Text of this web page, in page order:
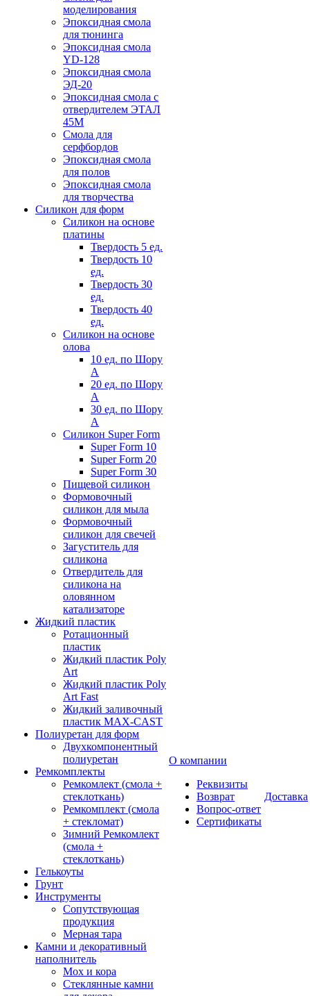
моделирования
Эпоксидная смола
для тюнинга
Эпоксидная смола
YD-128
Эпоксидная смола
ЭД-20
Эпоксидная смола с
отвердителем ЭТАЛ
45М
Смола для
серфбордов
Эпоксидная смола
для полов
Эпоксидная смола
для творчества
Силикон для форм
Силикон на основе
платины
Твердость 5 ед.
Твердость 10
ед.
Твердость 30
ед.
Твердость 40
ед.
Силикон на основе
олова
10 ед. по Шору
А
20 ед. по Шору
А
30 ед. по Шору
А
Силикон Super Form
Super Form 10
Super Form 20
Super Form 30
Пищевой силикон
Формовочный
силикон для мыла
Формовочный
силикон для свечей
Загуститель для
силикона
Отвердитель для
силикона на
оловянном
катализаторе
Жидкий пластик
Ротационный
пластик
Жидкий пластик Poly
Art
Жидкий пластик Poly
Art Fast
Жидкий заливочный
пластик MAX-CAST
Полиуретан для форм
Двухкомпонентный
полиуретан
Ремкомплекты
Ремкомлект (смола +
стеклоткань)
Ремкомплект (смола
+ стекломат)
Зимний Ремкомлект
(смола +
стеклоткань)
Гелькоуты
Грунт
Инструменты
Сопутствующая
продукция
Мерная тара
Камни и декоративный
наполнитель
Мох и кора
Стеклянные камни
О компании
Реквизиты
Возврат
Вопрос-ответ
Сертификаты
Доставка